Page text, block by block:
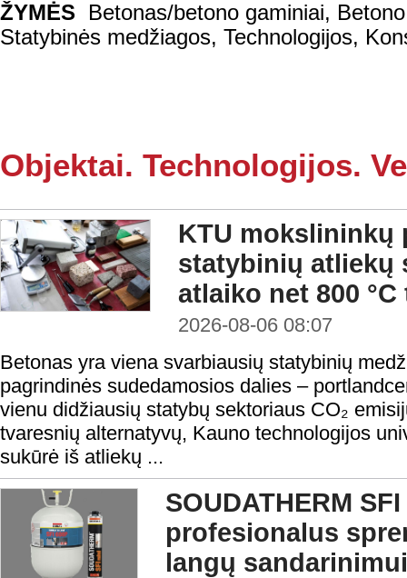
ŽYMĖS Betonas/betono gaminiai,
Statybinės medžiagos, Technologijos,
Objektai. Technologijos.
KTU mokslininkų
statybinių atliekų
atlaiko net 800
2026-08-06 08:07
Betonas yra viena svarbiausių statybinių
pagrindinės sudedamosios dalies –
vienu didžiausių statybų sektoriaus CO₂
tvaresnių alternatyvų, Kauno technologijos
sukūrė iš atliekų ...
SOUDATHERM
profesionalus
langų